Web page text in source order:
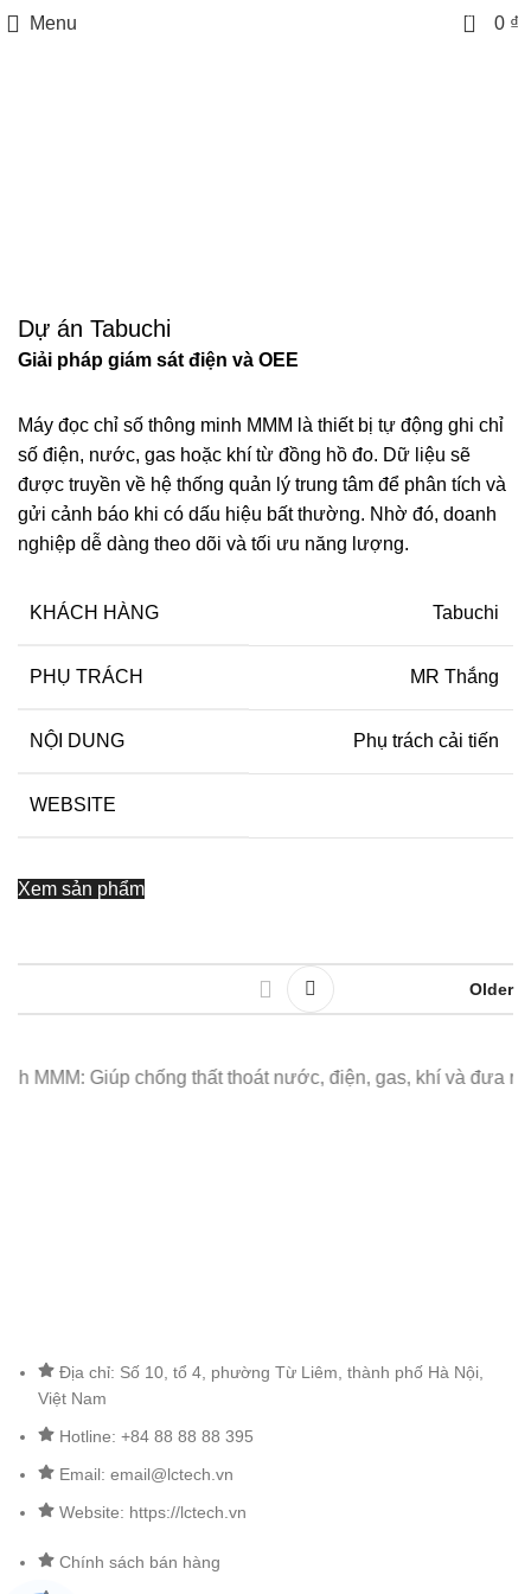
Menu 0 0 ₫
Dự án Tabuchi
Giải pháp giám sát điện và OEE
Máy đọc chỉ số thông minh MMM là thiết bị tự động ghi chỉ
số điện, nước, gas hoặc khí từ đồng hồ đo. Dữ liệu sẽ
được truyền về hệ thống quản lý trung tâm để phân tích và
gửi cảnh báo khi có dấu hiệu bất thường. Nhờ đó, doanh
nghiệp dễ dàng theo dõi và tối ưu năng lượng.
KHÁCH HÀNG Tabuchi
PHỤ TRÁCH MR Thắng
NỘI DUNG Phụ trách cải tiến
WEBSITE
Xem sản phẩm
Older
MMM: Giúp chống thất thoát nước, điện, gas, khí và đưa ra
Địa chỉ: Số 10, tổ 4, phường Từ Liêm, thành phố Hà Nội,
Việt Nam
Hotline: +84 88 88 88 395
Email: email@lctech.vn
Website: https://lctech.vn
Chính sách bán hàng